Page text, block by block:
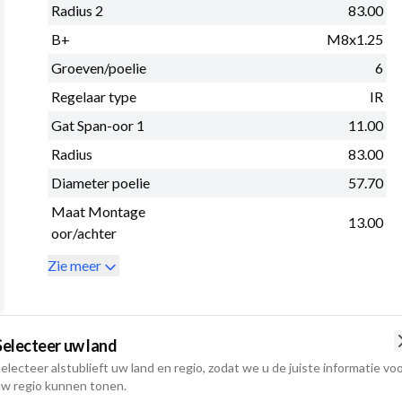
Radius 2
83.00
B+
M8x1.25
Groeven/poelie
6
Regelaar type
IR
Gat Span-oor 1
11.00
Radius
83.00
Diameter poelie
57.70
Maat Montage
oor/achter
13.00
Zie meer
uw land
alstublieft uw land en regio, zodat we u de juiste informatie
regio kunnen tonen.